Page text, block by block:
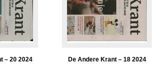
– 20 2024
De Andere Krant – 18 2024